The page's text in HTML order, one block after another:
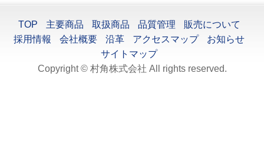
TOP 主要商品 取扱商品 品質管理
販売について
採用情報
会社概要 沿革 アクセスマップ
お知らせ
サイトマップ
Copyright © 村角株式会社 All rights reserved.